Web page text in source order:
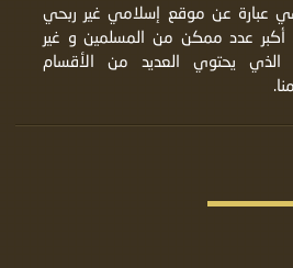
عبارة عن موقع إسلامي غير ربحي
أكبر عدد ممكن من المسلمين و غير
الذي يحتوي العديد من الأقسام